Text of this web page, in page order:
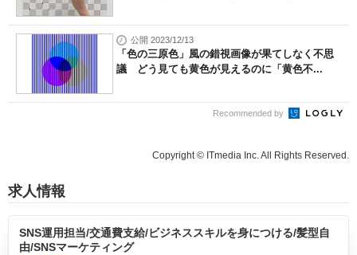
公開 2023/12/13
「色の三原色」風の錯視画像が果てしなく不思
議 どう見ても黄色が見えるのに「黄色不...
Recommended by
Copyright © ITmedia Inc. All Rights Reserved.
求人情報
SNS運用担当/交通費支給/ビジネススキルを身につける/髪型自
由/SNSマーケティング